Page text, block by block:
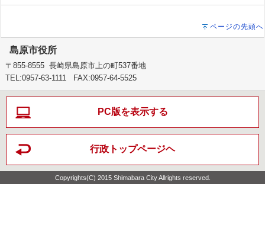
ページの先頭へ
島原市役所
〒855-8555 長崎県島原市上の町537番地
TEL:0957-63-1111 FAX:0957-64-5525
PC版を表示する
行政トップページヘ
Copyrights(C) 2015 Shimabara City Allrights reserved.